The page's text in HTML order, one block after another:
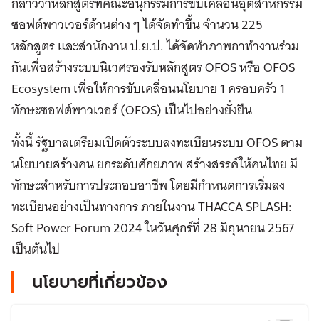
ซอฟต์พาวเวอร์ด้านต่าง ๆ ได้จัดทำขึ้น จำนวน 225
หลักสูตร และสำนักงาน ป.ย.ป. ได้จัดทำภาพกาทำงานร่วม
กันเพื่อสร้างระบบนิเวศรองรับหลักสูตร OFOS หรือ OFOS
Ecosystem เพื่อให้การขับเคลื่อนนโยบาย 1 ครอบครัว 1
ทักษะซอฟต์พาวเวอร์ (OFOS) เป็นไปอย่างยั่งยืน
ทั้งนี้ รัฐบาลเตรียมเปิดตัวระบบลงทะเบียนระบบ OFOS ตาม
นโยบายสร้างคน ยกระดับศักยภาพ สร้างสรรค์ให้คนไทย มี
ทักษะสำหรับการประกอบอาชีพ โดยมีกำหนดการเริ่มลง
ทะเบียนอย่างเป็นทางการ ภายในงาน THACCA SPLASH:
Soft Power Forum 2024 ในวันศุกร์ที่ 28 มิถุนายน 2567
เป็นต้นไป
นโยบายที่เกี่ยวข้อง